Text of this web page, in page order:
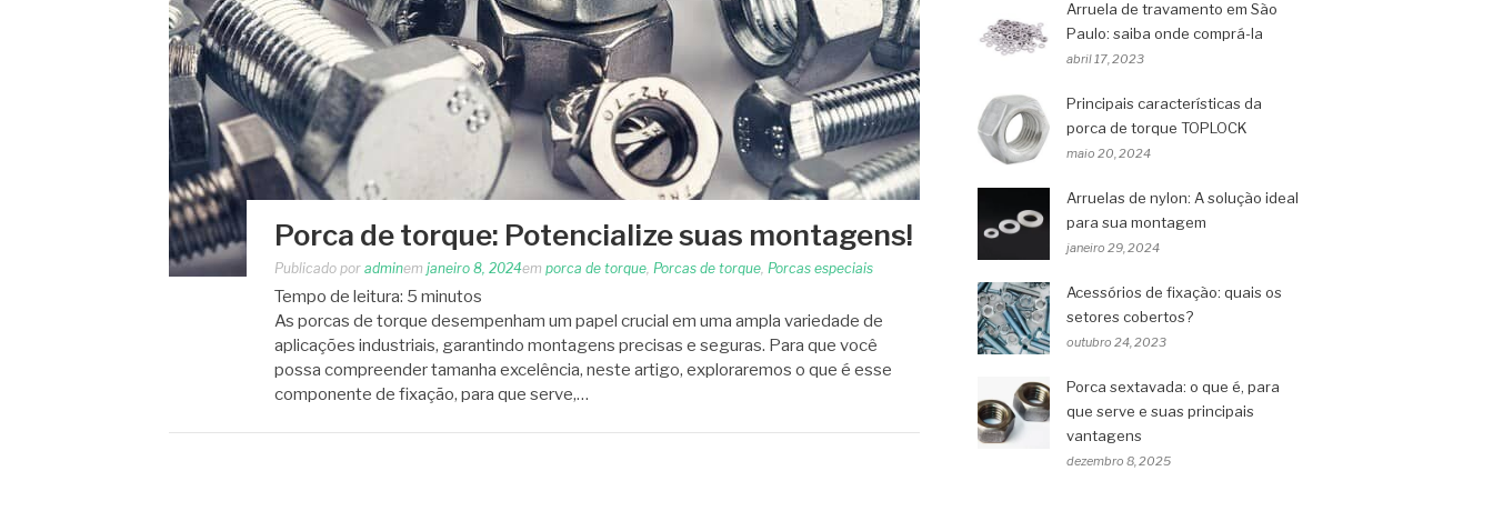
Porca de torque: Potencialize suas montagens!
Publicado por adminem janeiro 8, 2024em porca de torque, Porcas de torque, Porcas especiais
Tempo de leitura: 5 minutos
As porcas de torque desempenham um papel crucial em uma ampla variedade de
aplicações industriais, garantindo montagens precisas e seguras. Para que você
possa compreender tamanha excelência, neste artigo, exploraremos o que é esse
componente de fixação, para que serve,…
Arruela de travamento em São
Paulo: saiba onde comprá-la
abril 17, 2023
Principais características da
porca de torque TOPLOCK
maio 20, 2024
Arruelas de nylon: A solução ideal
para sua montagem
janeiro 29, 2024
Acessórios de fixação: quais os
setores cobertos?
outubro 24, 2023
Porca sextavada: o que é, para
que serve e suas principais
vantagens
dezembro 8, 2025